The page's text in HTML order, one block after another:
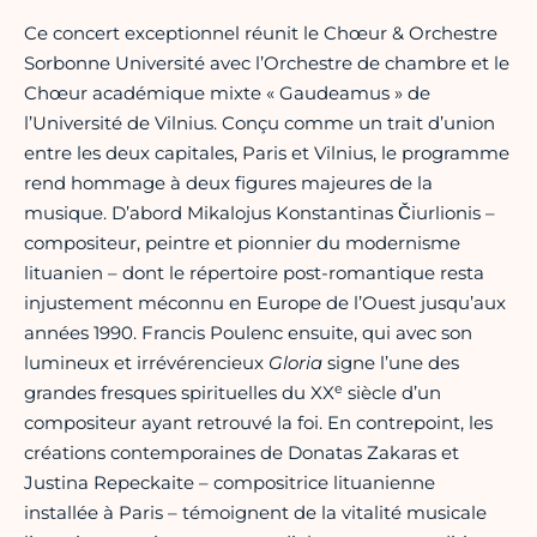
Ce concert exceptionnel réunit le Chœur & Orchestre
Sorbonne Université avec l’Orchestre de chambre et le
Chœur académique mixte « Gaudeamus » de
l’Université de Vilnius. Conçu comme un trait d’union
entre les deux capitales, Paris et Vilnius, le programme
rend hommage à deux figures majeures de la
musique. D’abord Mikalojus Konstantinas Čiurlionis –
compositeur, peintre et pionnier du modernisme
lituanien – dont le répertoire post-romantique resta
injustement méconnu en Europe de l’Ouest jusqu’aux
années 1990. Francis Poulenc ensuite, qui avec son
lumineux et irrévérencieux Gloria signe l’une des
grandes fresques spirituelles du XXe siècle d’un
compositeur ayant retrouvé la foi. En contrepoint, les
créations contemporaines de Donatas Zakaras et
Justina Repeckaite – compositrice lituanienne
installée à Paris – témoignent de la vitalité musicale